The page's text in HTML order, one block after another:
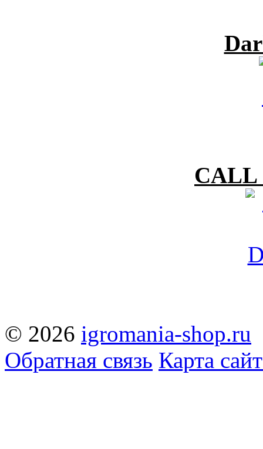
CALL
© 2026 igromania-shop.ru
Обратная связь Карта